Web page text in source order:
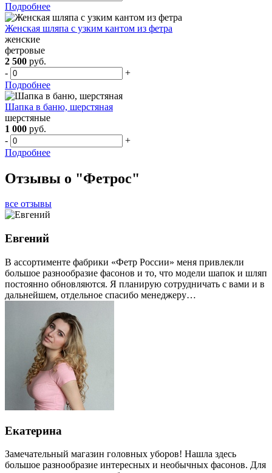
Подробнее
Женская шляпа с узким кантом из фетра
женские
фетровые
2 500 руб.
-
+
Подробнее
Шапка в баню, шерстяная
шерстяные
1 000 руб.
-
+
Подробнее
Отзывы о "Фетрос"
все отзывы
Евгений
В ассортименте фабрики «Фетр России» меня привлекли
большое разнообразие фасонов и то, что модели шапок и шляп
постоянно обновляются. Я планирую сотрудничать с вами и в
дальнейшем, отдельное спасибо менеджеру…
Екатерина
Замечательный магазин головных уборов! Нашла здесь
большое разнообразие интересных и необычных фасонов. Для